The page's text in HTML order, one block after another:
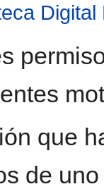
Digital
que
de